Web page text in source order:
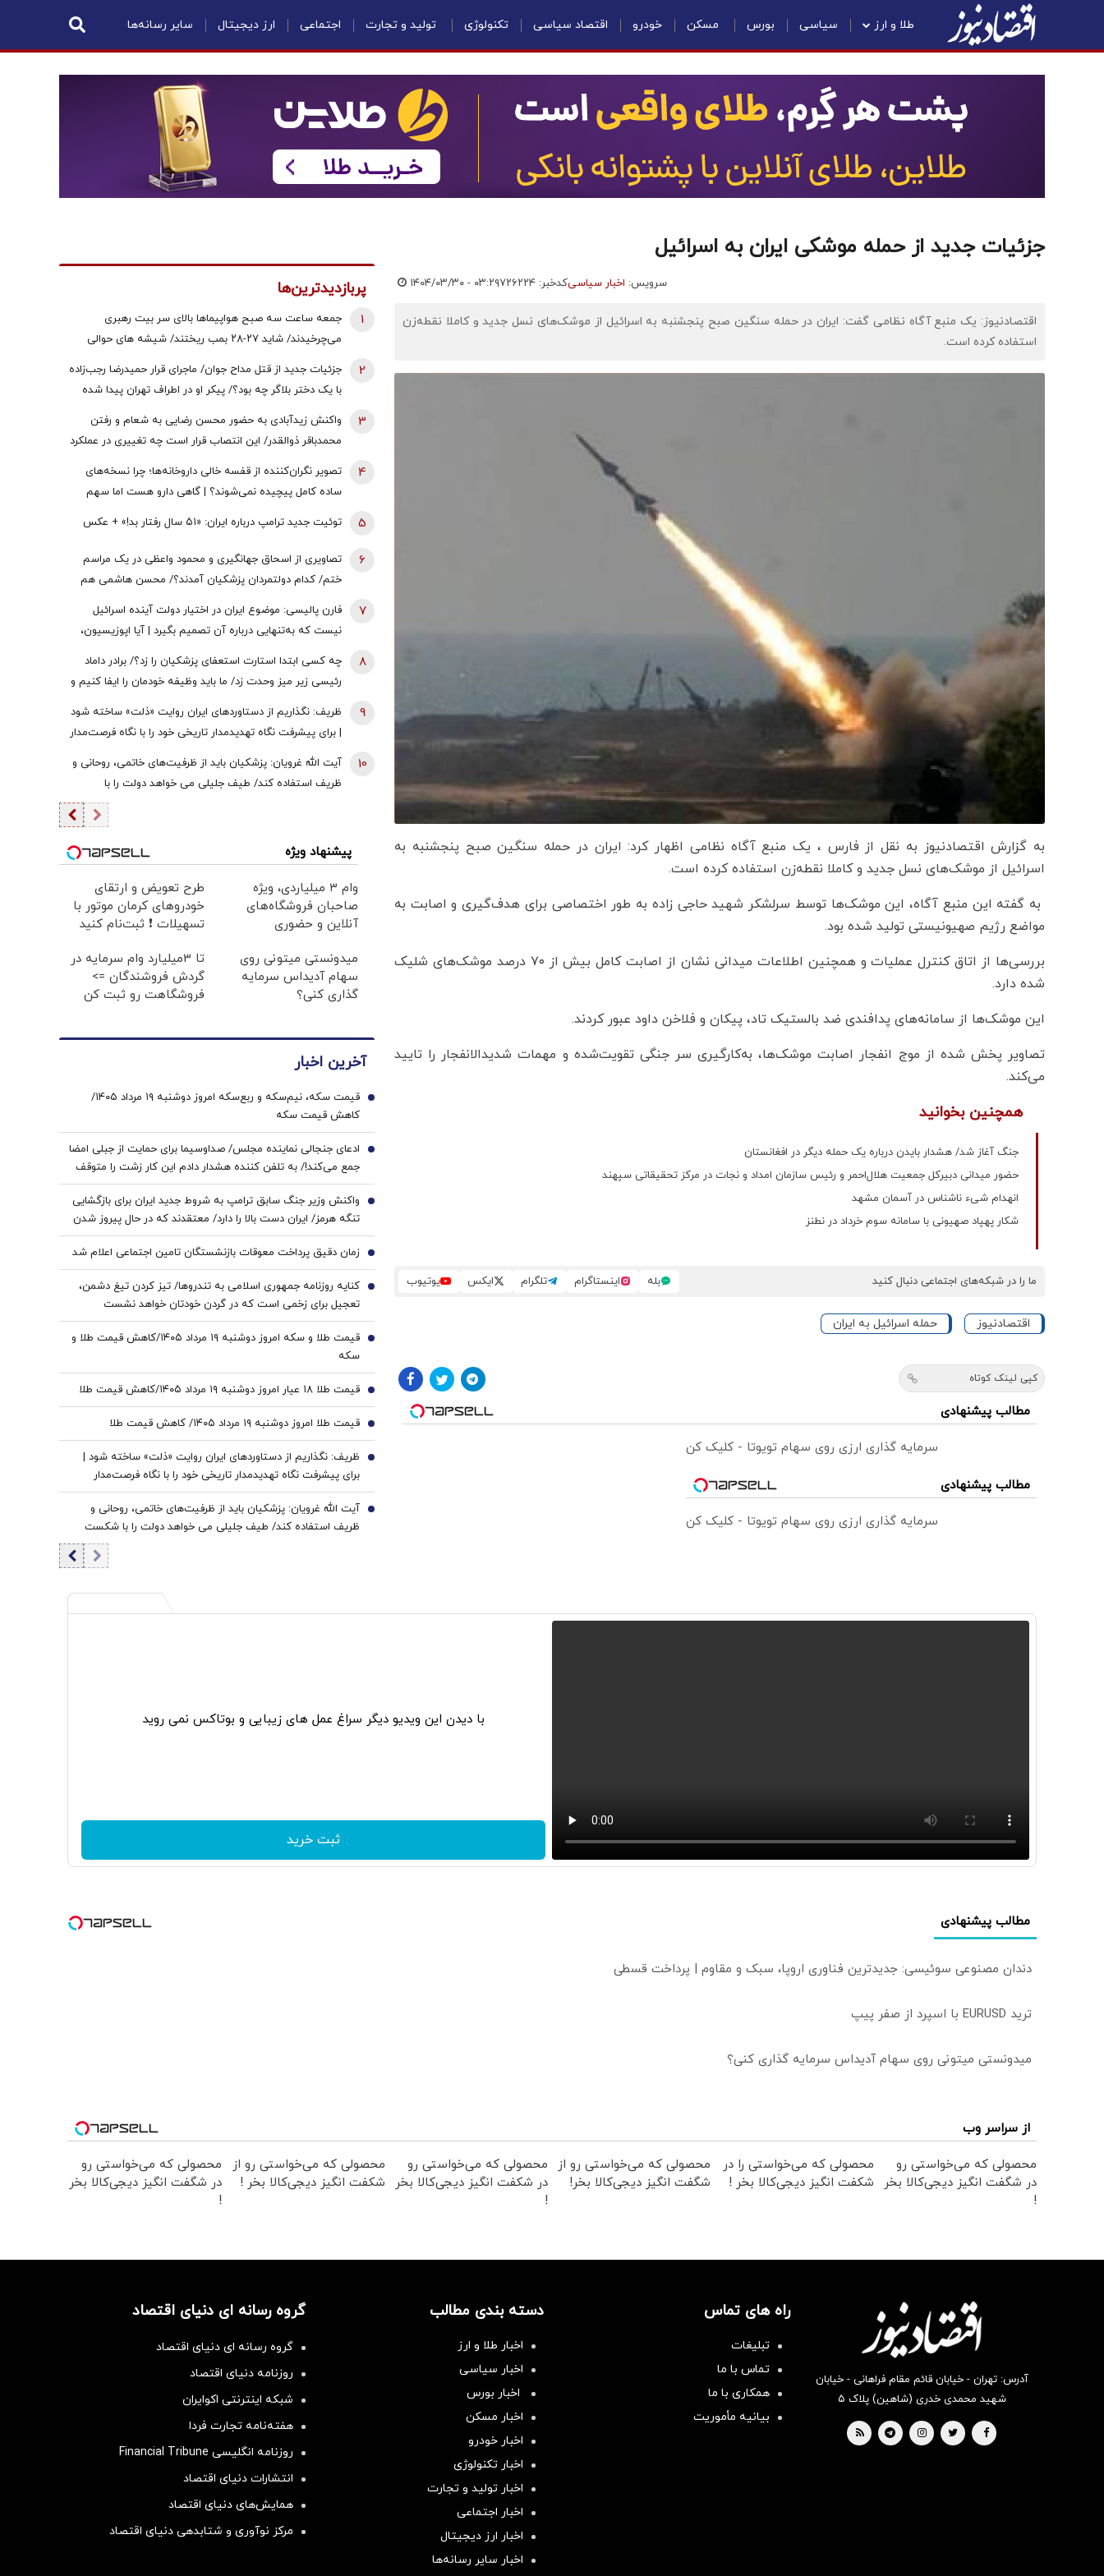
طلا و ارز سیاسی بورس مسکن خودرو اقتصاد سیاسی تکنولوژی تولید و تجارت اجتماعی ارز دیجیتال سایر رسانه‌ها
جزئیات جدید از حمله موشکی ایران به اسرائیل
سرویس: اخبار سیاسیکدخبر: ۷۲۶۲۲۴ ۱۴۰۴/۰۳/۳۰ - ۰۳:۲۹
اقتصادنیوز: یک منبع آگاه نظامی گفت: ایران در حمله سنگین صبح پنجشنبه به اسرائیل از موشک‌های نسل جدید و کاملا نقطه‌زن
استفاده کرده است.
به گزارش اقتصادنیوز به نقل از فارس ، یک منبع آگاه نظامی اظهار کرد: ایران در حمله سنگین صبح پنجشنبه به
اسرائیل از موشک‌های نسل جدید و کاملا نقطه‌زن استفاده کرده است.
به گفته این منبع آگاه، این موشک‌ها توسط سرلشکر شهید حاجی زاده به طور اختصاصی برای هدف‌گیری و اصابت به
مواضع رژیم صهیونیستی تولید شده بود.
بررسی‌ها از اتاق کنترل عملیات و همچنین اطلاعات میدانی نشان از اصابت کامل بیش از ۷۰ درصد موشک‌های شلیک
شده دارد.
این موشک‌ها از سامانه‌های پدافندی ضد بالستیک تاد، پیکان و فلاخن داود عبور کردند.
تصاویر پخش شده از موج انفجار اصابت‌ موشک‌ها، به‌کارگیری سر جنگی تقویت‌شده و مهمات شدیدالانفجار را تایید
می‌کند.
همچنین بخوانید
جنگ آغاز شد/ هشدار بایدن درباره یک حمله دیگر در افغانستان
حضور میدانی دبیرکل جمعیت هلال‌احمر و رئیس سازمان امداد و نجات در مرکز تحقیقاتی سپهند
انهدام شیء ناشناس در آسمان مشهد‌
شکار پهپاد صهیونی با سامانه سوم خرداد در نطنز
ما را در شبکه‌های اجتماعی دنبال کنید بله اینستاگرام تلگرام ایکس یوتیوب
اقتصادنیوز حمله اسرائیل به ایران
کپی لینک کوتاه
مطالب پیشنهادی
سرمایه گذاری ارزی روی سهام تویوتا - کلیک کن
مطالب پیشنهادی
سرمایه گذاری ارزی روی سهام تویوتا - کلیک کن
پربازدیدترین‌ها
جمعه ساعت سه صبح هواپیماها بالای سر بیت رهبری
می‌چرخیدند/ شاید ۲۷-۲۸ بمب ریختند/ شیشه های حوالی
1
جزئیات جدید از قتل مداح جوان/ ماجرای قرار حمیدرضا رجب‌زاده
با یک دختر بلاگر چه بود؟/ پیکر او در اطراف تهران پیدا شده
2
واکنش زیدآبادی به حضور محسن رضایی به شعام و رفتن
محمدباقر ذوالقدر/ این انتصاب قرار است چه تغییری در عملکرد
این جایگاه ایجاد کند؟
3
تصویر نگران‌کننده از قفسه خالی داروخانه‌ها؛ چرا نسخه‌های
ساده کامل پیچیده نمی‌شوند؟ | گاهی دارو هست اما سهم
4
توئیت جدید ترامپ درباره ایران: «۵۱ سال رفتار بد!» + عکس 5
تصاویری از اسحاق جهانگیری و محمود واعظی در یک مراسم
ختم/ کدام دولتمردان پزشکیان آمدند؟/ محسن هاشمی هم
6
فارن پالیسی: موضوع ایران در اختیار دولت آینده اسرائیل
نیست که به‌تنهایی درباره آن تصمیم بگیرد | آیا اپوزیسیون،
7
چه کسی ابتدا استارت استعفای پزشکیان را زد؟/ برادر داماد
رئیسی زیر میز وحدت زد/ ما باید وظیفه خودمان را ایفا کنیم و
کاری با رهبر نداشته باشیم!
8
ظریف: نگذاریم از دستاوردهای ایران روایت «ذلت» ساخته شود
| برای پیشرفت نگاه تهدیدمدار تاریخی خود را با نگاه فرصت‌مدار
جایگزین کنیم | ضرورت پیوند دوسویه میان دیپلماسی و
توانمندی‌های سیاسی، اقتصادی و نظامی
9
آیت الله غرویان: پزشکیان باید از ظرفیت‌های خاتمی، روحانی و
ظریف استفاده کند/ طیف جلیلی می خواهد دولت را با
10
پیشنهاد ویژه
وام ۳ میلیاردی، ویژه
صاحبان فروشگاه‌های
آنلاین و حضوری
طرح تعویض و ارتقای
خودروهای کرمان موتور با
تسهیلات ❗ ثبت‌نام کنید
میدونستی میتونی روی
سهام آدیداس سرمایه
گذاری کنی؟
تا 3میلیارد وام سرمایه در
گردش فروشندگان =>
فروشگاهت رو ثبت کن
آخرین اخبار
قیمت سکه، نیم‌سکه و ربع‌سکه امروز دوشنبه ۱۹ مرداد ۱۴۰۵/
کاهش قیمت سکه
1
ادعای جنجالی نماینده مجلس/ صداوسیما برای حمایت از جبلی امضا
جمع می‌کند!/ به تلفن کننده هشدار دادم این کار زشت را متوقف
کند/ مگر جمع کردن امضا خرابکاری های هیئت رئیسه را درست
جلوه می دهد؟!
2
واکنش وزیر جنگ سابق ترامپ به شروط جدید ایران برای بازگشایی
تنگه هرمز/ ایران دست بالا را دارد/ معتقدند که در حال پیروز شدن
هستند و همین‌طور هم هست
3
زمان دقیق پرداخت معوقات بازنشستگان تامین اجتماعی اعلام شد 4
کنایه روزنامه جمهوری اسلامی به تندروها/ تیز کردن تیغ دشمن،
تعجیل برای زخمی است که در گردن خودتان خواهد نشست
5
قیمت طلا و سکه امروز دوشنبه ۱۹ مرداد ۱۴۰۵/کاهش قیمت طلا و
سکه
6
قیمت طلا ۱۸ عیار امروز دوشنبه ۱۹ مرداد ۱۴۰۵/کاهش قیمت طلا 7
قیمت طلا امروز دوشنبه ۱۹ مرداد ۱۴۰۵/ کاهش قیمت طلا 8
ظریف: نگذاریم از دستاوردهای ایران روایت «ذلت» ساخته شود |
برای پیشرفت نگاه تهدیدمدار تاریخی خود را با نگاه فرصت‌مدار
جایگزین کنیم | ضرورت پیوند دوسویه میان دیپلماسی و
توانمندی‌های سیاسی، اقتصادی و نظامی
9
آیت الله غرویان: پزشکیان باید از ظرفیت‌های خاتمی، روحانی و
ظریف استفاده کند/ طیف جلیلی می خواهد دولت را با شکست
10
با دیدن این ویدیو دیگر سراغ عمل های زیبایی و بوتاکس نمی روید
ثبت خرید
مطالب پیشنهادی
دندان مصنوعی سوئیسی: جدیدترین فناوری اروپا، سبک و مقاوم | پرداخت قسطی
ترید EURUSD با اسپرد از صفر پیپ
میدونستی میتونی روی سهام آدیداس سرمایه گذاری کنی؟
از سراسر وب
محصولی که می‌خواستی رو
در شگفت انگیز دیجی‌کالا بخر
!
محصولی که می‌خواستی را در
شکفت انگیز دیجی‌کالا بخر !
محصولی که می‌خواستی رو از
شگفت انگیز دیجی‌کالا بخر!
محصولی که می‌خواستی رو
در شکفت انگیز دیجی‌کالا بخر
!
محصولی که می‌خواستی رو از
شکفت انگیز دیجی‌کالا بخر !
محصولی که می‌خواستی رو
در شگفت انگیز دیجی‌کالا بخر
!
آدرس: تهران - خیابان قائم مقام فراهانی - خیابان
شهید محمدی خدری (شاهین) پلاک ۵
راه های تماس
تبلیغات
تماس با ما
همکاری با ما
بیانیه مأموریت
دسته بندی مطالب
اخبار طلا و ارز
اخبار سیاسی
اخبار بورس
اخبار مسکن
اخبار خودرو
اخبار تکنولوژی
اخبار تولید و تجارت
اخبار اجتماعی
اخبار ارز دیجیتال
اخبار سایر رسانه‌‌ها
گروه رسانه ای دنیای اقتصاد
گروه رسانه ای دنیای اقتصاد
روزنامه دنیای اقتصاد
شبکه اینترنتی اکوایران
هفته‌نامه تجارت فردا
روزنامه انگلیسی Financial Tribune
انتشارات دنیای اقتصاد
همایش‌های دنیای اقتصاد
مرکز نوآوری و شتابدهی دنیای اقتصاد